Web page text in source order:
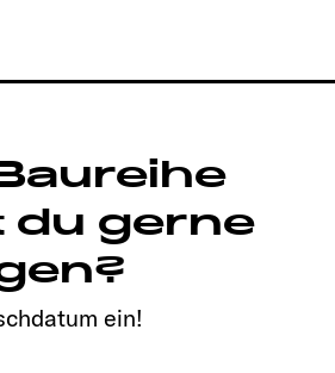
du gerne
ein!